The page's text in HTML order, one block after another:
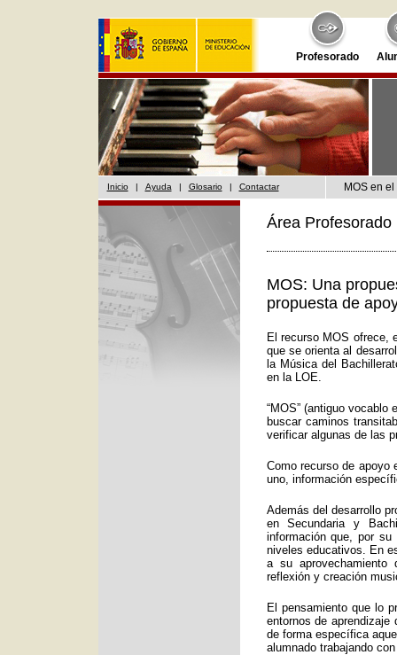
Profesorado
Inicio | Ayuda | Glosario | Contactar MOS en
Área
MOS: Una
propuesta de
El recurso MOS ofrece,
que se orienta al
la Música del
en la LOE.
“MOS” (antiguo
buscar caminos
verificar algunas de las
Como recurso de
uno, información
Además del desarrollo
en Secundaria y
información que, por
niveles educativos. En
a su aprovechamiento
reflexión y creación
El pensamiento que lo
entornos de aprendizaje
de forma específica
alumnado trabajando